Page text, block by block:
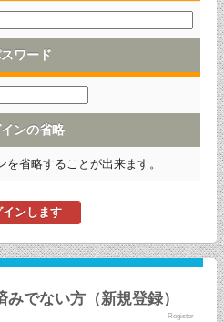
ワード
ンの省略
省略することが出来ます。
でない方（新規登録）
Register